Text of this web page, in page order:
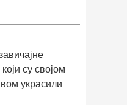
су својом
украсили